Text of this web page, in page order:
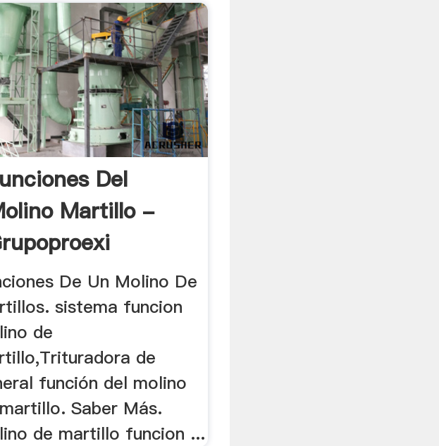
Del
Martillo -
De Un Molino De
sistema funcion
de
de
función del molino
Saber Más.
de martillo funcion ...